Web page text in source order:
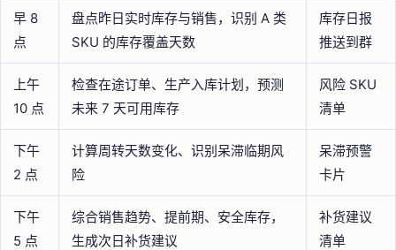
早 8
点
盘点昨日实时库存与销售，识别 A 类
SKU 的库存覆盖天数
库存日报
推送到群
上午
10 点
检查在途订单、生产入库计划，预测
未来 7 天可用库存
风险 SKU
清单
下午
2 点
计算周转天数变化、识别呆滞临期风
险
呆滞预警
卡片
下午
5 点
综合销售趋势、提前期、安全库存，
生成次日补货建议
补货建议
清单